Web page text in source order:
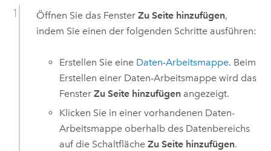
Öffnen Sie das Fenster Zu Seite hinzufügen,
indem Sie einen der folgenden Schritte ausführen:
Erstellen Sie eine Daten-Arbeitsmappe. Beim
Erstellen einer Daten-Arbeitsmappe wird das
FensterZu Seite hinzufügen angezeigt.
Klicken Sie in einer vorhandenen Daten-
Arbeitsmappe oberhalb des Datenbereichs
auf die SchaltflächeZu Seite hinzufügen.